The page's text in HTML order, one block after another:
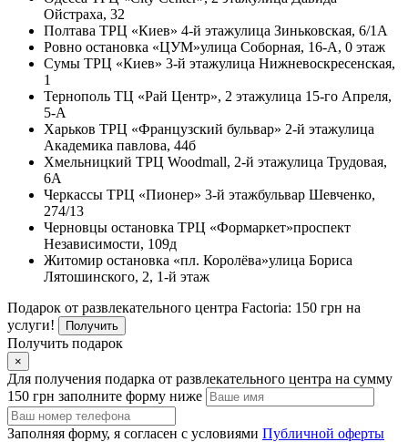
Ойстраха, 32
Полтава ТРЦ «Киев» 4-й этажулица Зиньковская, 6/1А
Ровно остановка «ЦУМ»улица Соборная, 16-А, 0 этаж
Сумы ТРЦ «Киев» 3-й этажулица Нижневоскресенская,
1
Тернополь ТЦ «Рай Центр», 2 этажулица 15-го Апреля,
5-А
Харьков ТРЦ «Французский бульвар» 2-й этажулица
Академика павлова, 44б
Хмельницкий ТРЦ Woodmall, 2-й этажулица Трудовая,
6А
Черкассы ТРЦ «Пионер» 3-й этажбульвар Шевченко,
274/13
Черновцы остановка ТРЦ «Формаркет»проспект
Независимости, 109д
Житомир остановка «пл. Королёва»улица Бориса
Лятошинского, 2, 1-й этаж
Подарок от развлекательного центра Factoria: 150 грн на
услуги!
Получить
Получить подарок
×
Для получения подарка от развлекательного центра на сумму
150 грн заполните форму ниже
Заполняя форму, я согласен с условиями Публичной оферты